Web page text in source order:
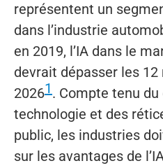
représentent un
dans l’industrie
en 2019, l’IA dans le
devrait dépasser les 12
20261. Compte tenu
technologie et des
public, les industries
sur les avantages de